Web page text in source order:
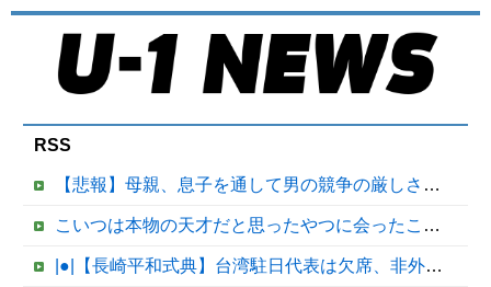
RSS
【悲報】母親、息子を通して男の競争の厳しさを知るｗｗｗｗ
こいつは本物の天才だと思ったやつに会ったことある？
|●|【長崎平和式典】台湾駐日代表は欠席、非外交団扱いに抗議※今年2026年も北朝鮮は送付対象